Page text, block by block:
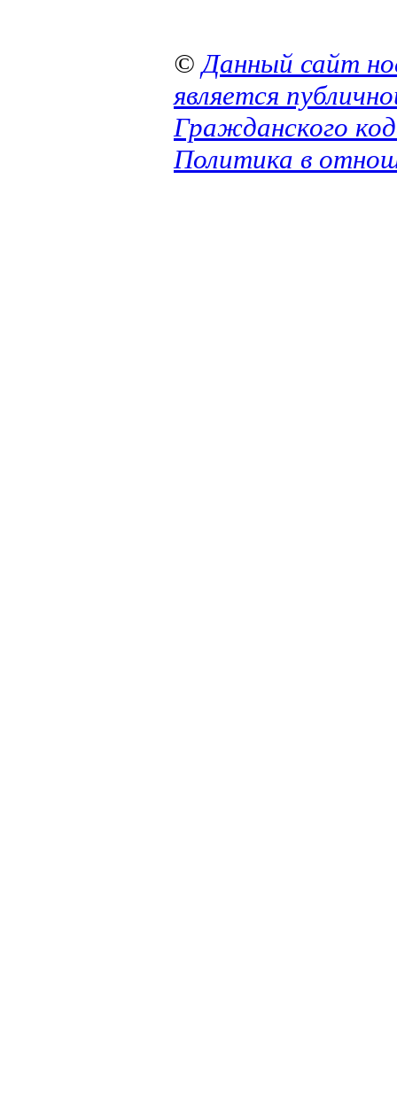
©Данный сайт
является
Гражданского
Политика в